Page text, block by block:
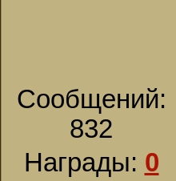
Сообщений:
832
Награды: 0